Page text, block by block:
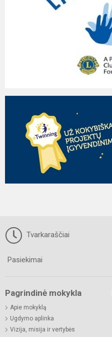
Tvarkaraščiai
Pasiekimai
Pagrindinė mokykla
Apie mokyklą
Ugdymo aplinka
Vizija, misija ir vertybės